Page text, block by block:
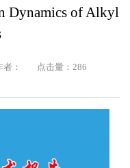
Dynamics of Alkyl
者： 点击量： 286